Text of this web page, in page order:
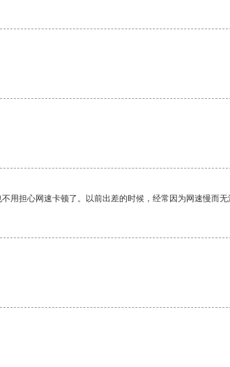
担心网速卡顿了。以前出差的时候，经常因为网速慢而